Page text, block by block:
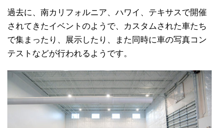
過去に、南カリフォルニア、ハワイ、テキサスで開催
されてきたイベントのようで、カスタムされた車たち
で集まったり、展示したり、また同時に車の写真コン
テストなどが行われるようです。